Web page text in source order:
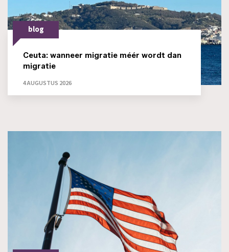
blog
Ceuta: wanneer migratie méér wordt dan
migratie
4 AUGUSTUS 2026